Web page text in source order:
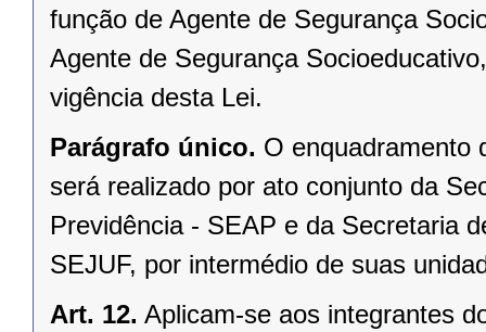
função de Agente de Segurança
Agente de Segurança
vigência desta Lei.
Parágrafo único. O enquadramento
será realizado por ato conjunto da
Previdência - SEAP e da Secretaria
SEJUF, por intermédio de suas
Art. 12. Aplicam-se aos integrantes